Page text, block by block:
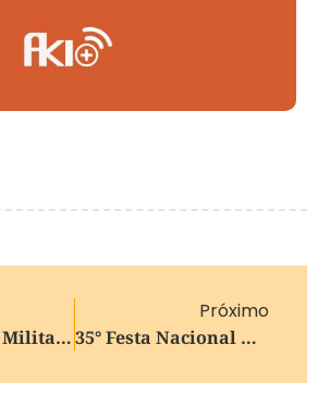
Três Policiais Militares Ficam Feridos Em Acidente Em Rodovia Do RS; Dois Ficaram Presos Às Ferragens
Próximo
35° Festa Nacional Da Uva Encerra Com Público De Mais De 700 Mil Pessoas